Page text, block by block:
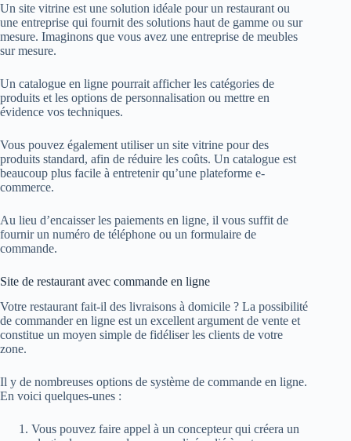
Un site vitrine est une solution idéale pour un restaurant ou
une entreprise qui fournit des solutions haut de gamme ou sur
mesure. Imaginons que vous avez une entreprise de meubles
sur mesure.
Un catalogue en ligne pourrait afficher les catégories de
produits et les options de personnalisation ou mettre en
évidence vos techniques.
Vous pouvez également utiliser un site vitrine pour des
produits standard, afin de réduire les coûts. Un catalogue est
beaucoup plus facile à entretenir qu’une plateforme e-
commerce.
Au lieu d’encaisser les paiements en ligne, il vous suffit de
fournir un numéro de téléphone ou un formulaire de
commande.
Site de restaurant avec commande en ligne
Votre restaurant fait-il des livraisons à domicile ? La possibilité
de commander en ligne est un excellent argument de vente et
constitue un moyen simple de fidéliser les clients de votre
zone.
Il y de nombreuses options de système de commande en ligne.
En voici quelques-unes :
Vous pouvez faire appel à un concepteur qui créera un